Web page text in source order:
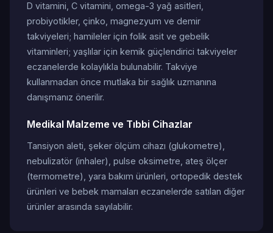
D vitamini, C vitamini, omega-3 yağ asitleri,
probiyotikler, çinko, magnezyum ve demir
takviyeleri; hamileler için folik asit ve gebelik
vitaminleri; yaşlılar için kemik güçlendirici takviyeler
eczanelerde kolaylıkla bulunabilir. Takviye
kullanmadan önce mutlaka bir sağlık uzmanına
danışmanız önerilir.
Medikal Malzeme ve Tıbbi Cihazlar
Tansiyon aleti, şeker ölçüm cihazı (glukometre),
nebulizatör (inhaler), pulse oksimetre, ateş ölçer
(termometre), yara bakım ürünleri, ortopedik destek
ürünleri ve bebek mamaları eczanelerde satılan diğer
ürünler arasında sayılabilir.